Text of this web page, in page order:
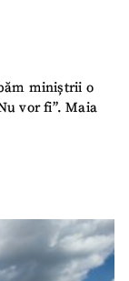
miniștrii o
vor fi”. Maia